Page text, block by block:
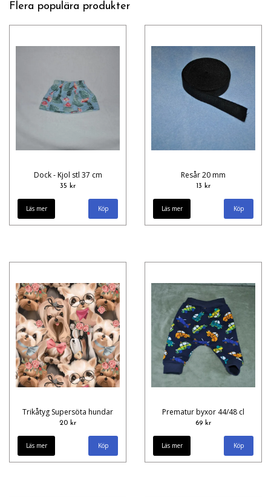
Flera populära produkter
Dock - Kjol stl 37 cm
35 kr
Läs mer
Resår 20 mm
13 kr
Läs mer Köp
Trikåtyg Supersöta hundar
20 kr
Läs mer
Prematur byxor 44/48 cl
69 kr
Läs mer